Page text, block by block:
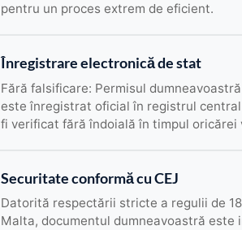
pentru un proces extrem de eficient.
Înregistrare electronică de stat
Fără falsificare: Permisul
este înregistrat oficial în registrul
fi verificat fără îndoială în timpul oricărei
Securitate conformă cu CEJ
Datorită respectării stricte a regulii de
Malta, documentul dumneavoastră este